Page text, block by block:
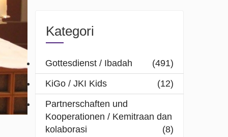
Kategori
Gottesdienst / Ibadah
(491)
KiGo / JKI Kids
(12)
Partnerschaften und
Kooperationen / Kemitraan dan
kolaborasi
(8)